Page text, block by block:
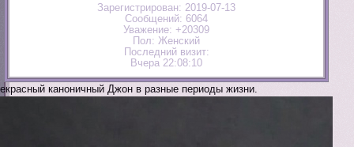
Зарегистрирован: 2019-07-13
Сообщений: 6064
Уважение: +20309
Пол: Женский
Последний визит:
Вчера 22:08:10
каноничный Джон в разные периоды жизни.